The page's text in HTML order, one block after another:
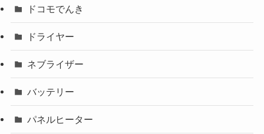
ドコモでんき
ドライヤー
ネブライザー
バッテリー
パネルヒーター